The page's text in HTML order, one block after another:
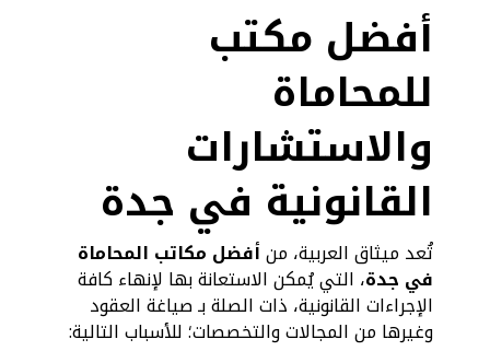
أفضل مكتب
للمحاماة
والاستشارات
القانونية في جدة
تُعد ميثاق العربية، منأفضل مكاتب المحاماة
في جدة، التي يُمكن الاستعانة بها لإنهاء كافة
الإجراءات القانونية، ذات الصلة بـ صياغة العقود
وغيرها من المجالات والتخصصات؛ للأسباب التالية: